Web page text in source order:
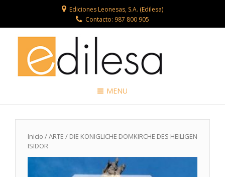
Ediciones Leonesas, S.A. (Edilesa)
Contacto: 987 800 905
MENU
Inicio /ARTE / DIE KÖNIGLICHE DOMKIRCHE DES HEILIGEN
ISIDOR